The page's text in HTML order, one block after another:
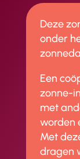
Deze
onder
Een
zonne-
met
worden
Met
dragen